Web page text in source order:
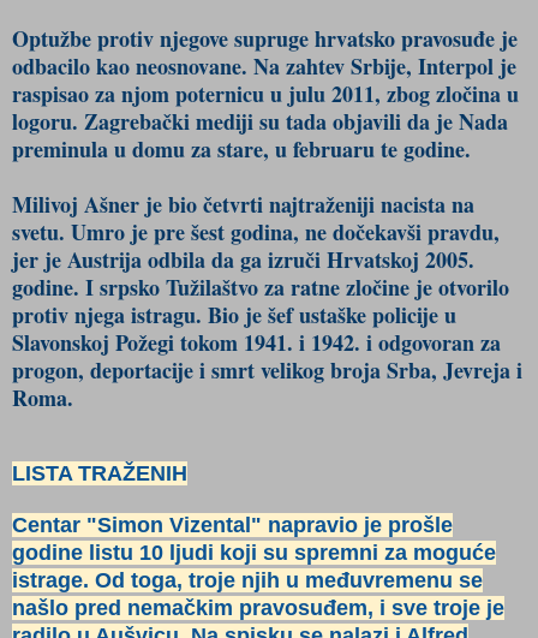
Optužbe protiv njegove supruge hrvatsko pravosuđe je
odbacilo kao neosnovane. Na zahtev Srbije, Interpol je
raspisao za njom poternicu u julu 2011, zbog zločina u
logoru. Zagrebački mediji su tada objavili da je Nada
preminula u domu za stare, u februaru te godine.
Milivoj Ašner je bio četvrti najtraženiji nacista na
svetu. Umro je pre šest godina, ne dočekavši pravdu,
jer je Austrija odbila da ga izruči Hrvatskoj 2005.
godine. I srpsko Tužilaštvo za ratne zločine je otvorilo
protiv njega istragu. Bio je šef ustaške policije u
Slavonskoj Požegi tokom 1941. i 1942. i odgovoran za
progon, deportacije i smrt velikog broja Srba, Jevreja i
Roma.
LISTA TRAŽENIH
Centar "Simon Vizental" napravio je prošle
godine listu 10 ljudi koji su spremni za moguće
istrage. Od toga, troje njih u međuvremenu se
našlo pred nemačkim pravosuđem, i sve troje je